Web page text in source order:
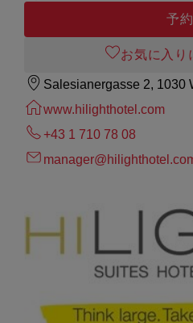
予約
お気に入り
Salesianergasse 2, 1030
www.hilighthotel.com
+43 1 710 78 08